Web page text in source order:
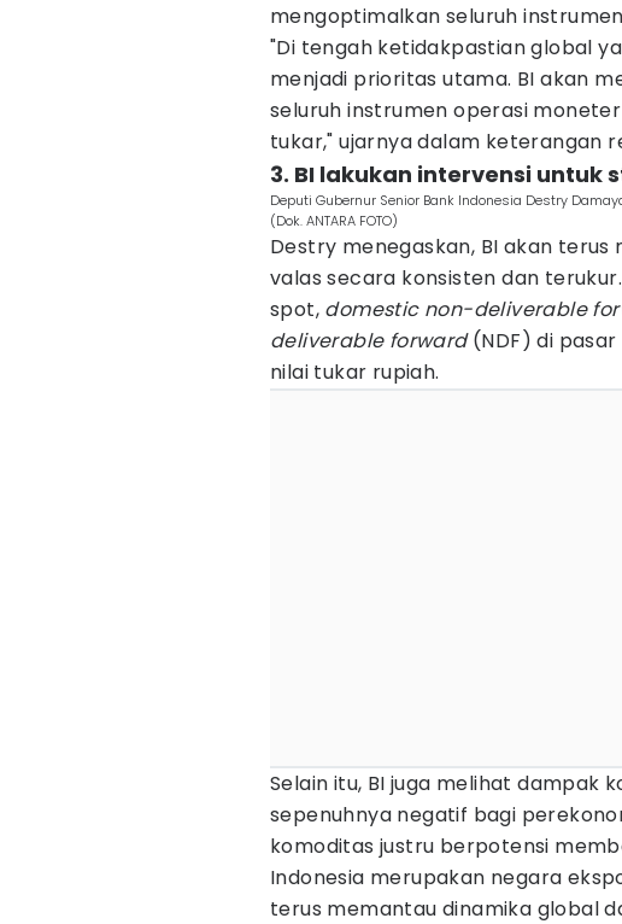
mengoptimalkan seluruh
"Di tengah ketidakpastian global
menjadi prioritas utama. BI akan
seluruh instrumen operasi
tukar," ujarnya dalam keterangan
3. BI lakukan intervensi untuk
Deputi Gubernur Senior Bank Indonesia Destry
(Dok. ANTARA FOTO)
Destry menegaskan, BI akan
valas secara konsisten dan
spot, domestic non-deliverable
deliverable forward(NDF) di pasar
nilai tukar rupiah.
Selain itu, BI juga melihat dampak
sepenuhnya negatif bagi
komoditas justru berpotensi
Indonesia merupakan negara
terus memantau dinamika global